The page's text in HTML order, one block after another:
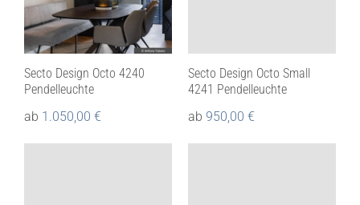
Secto Design Octo 4240
Pendelleuchte
ab 1.050,00 €
Secto Design Octo Small
4241 Pendelleuchte
ab 950,00 €